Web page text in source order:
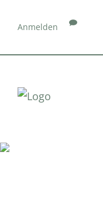
Anmelden